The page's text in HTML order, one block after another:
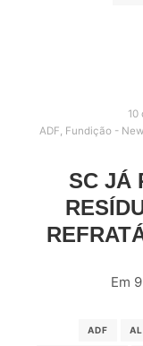
10
ADF, Fundição -
SC JÁ
Em
ADF